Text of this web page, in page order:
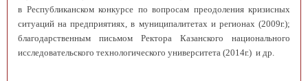
в Республиканском конкурсе по вопросам преодоления кризисных
ситуаций на предприятиях, в муниципалитетах и регионах (2009г.);
благодарственным письмом Ректора Казанского национального
исследовательского технологического университета (2014г.) и др.